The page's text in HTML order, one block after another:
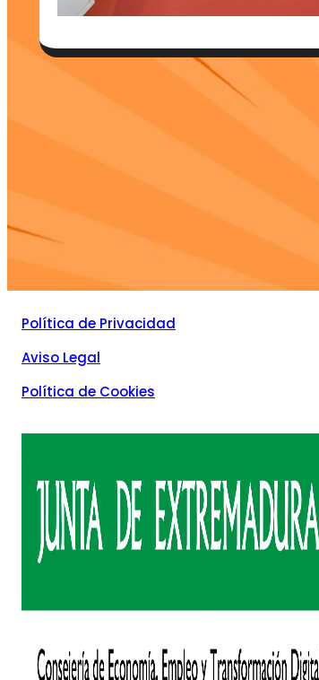
Política de Privacidad
Aviso Legal
Política de Cookies